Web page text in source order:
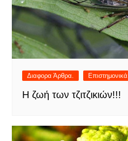
Διαφορα Άρθρα. Επιστημονικά.
Η ζωή των τζιτζικιών!!!